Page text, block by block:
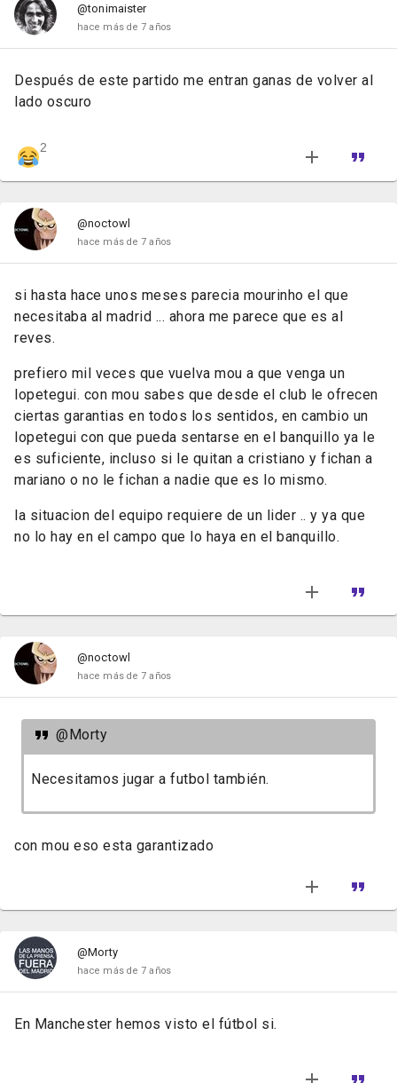
@tonimaister
hace más de 7 años
Después de este partido me entran ganas de volver al
lado oscuro
2
@noctowl
hace más de 7 años
si hasta hace unos meses parecia mourinho el que
necesitaba al madrid ... ahora me parece que es al
reves.
prefiero mil veces que vuelva mou a que venga un
lopetegui. con mou sabes que desde el club le ofrecen
ciertas garantias en todos los sentidos, en cambio un
lopetegui con que pueda sentarse en el banquillo ya le
es suficiente, incluso si le quitan a cristiano y fichan a
mariano o no le fichan a nadie que es lo mismo.
la situacion del equipo requiere de un lider .. y ya que
no lo hay en el campo que lo haya en el banquillo.
@noctowl
hace más de 7 años
@Morty
Necesitamos jugar a futbol también.
con mou eso esta garantizado
@Morty
hace más de 7 años
En Manchester hemos visto el fútbol si.